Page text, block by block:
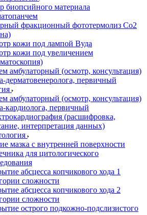
биопсийного материала
фракционный фототермолиз Со2
кожи под лампой Вуда
кожи под увеличением
амбулаторный (осмотр, консультация)
дерматовенеролога, первичный
амбулаторный (осмотр, консультация)
кардиолога, первичный
(расшифровка,
интерпретация данных)
мазка с внутренней поверхности
для цитологического
абсцесса копчикового хода 1
сложности
абсцесса копчикового хода 2
сложности
острого подкожно-подслизистого